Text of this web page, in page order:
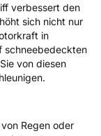
verbessert den
sich nicht nur
in
schneebedeckten
von diesen
Regen oder